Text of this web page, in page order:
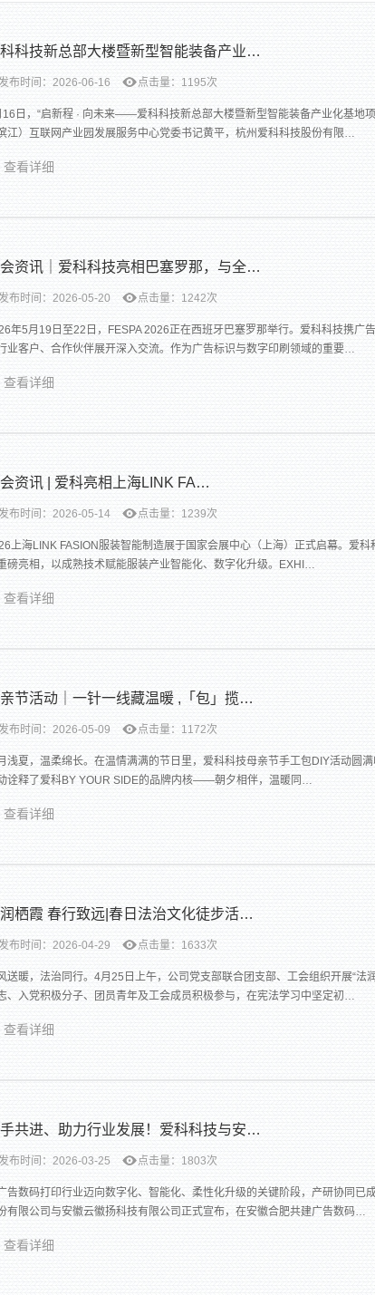
科技新总部大楼暨新型智能装备产业…
布时间：2026-06-16 点击量：1195次
16日，“启新程 · 向未来——爱科科技新总部大楼暨新型智能装备产业化基地
江）互联网产业园发展服务中心党委书记黄平，杭州爱科科技股份有限…
查看详细
资讯｜爱科科技亮相巴塞罗那，与全…
布时间：2026-05-20 点击量：1242次
年5月19日至22日，FESPA 2026正在西班牙巴塞罗那举行。爱科科技携广
业客户、合作伙伴展开深入交流。作为广告标识与数字印刷领域的重要…
查看详细
资讯 | 爱科亮相上海LINK FA…
布时间：2026-05-14 点击量：1239次
上海LINK FASION服装智能制造展于国家会展中心（上海）正式启幕。爱
磅亮相，以成熟技术赋能服装产业智能化、数字化升级。EXHI…
查看详细
节活动｜一针一线藏温暖 ,「包」揽…
布时间：2026-05-09 点击量：1172次
浅夏，温柔绵长。在温情满满的节日里，爱科科技母亲节手工包DIY活动圆
诠释了爱科BY YOUR SIDE的品牌内核——朝夕相伴，温暖同…
查看详细
栖霞 春行致远|春日法治文化徒步活…
布时间：2026-04-29 点击量：1633次
送暖，法治同行。4月25日上午，公司党支部联合团支部、工会组织开展“法
、入党积极分子、团员青年及工会成员积极参与，在宪法学习中坚定初…
查看详细
共进、助力行业发展！爱科科技与安…
布时间：2026-03-25 点击量：1803次
告数码打印行业迈向数字化、智能化、柔性化升级的关键阶段，产研协同已
有限公司与安徽云徽扬科技有限公司正式宣布，在安徽合肥共建广告数码…
查看详细